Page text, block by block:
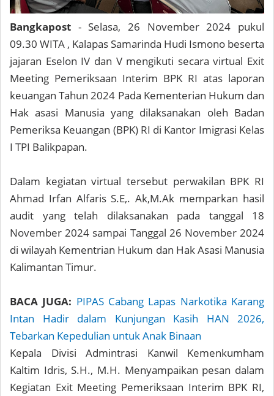
Bangkapost - Selasa, 26 November 2024 pukul
09.30 WITA , Kalapas Samarinda Hudi Ismono beserta
jajaran Eselon IV dan V mengikuti secara virtual Exit
Meeting Pemeriksaan Interim BPK RI atas laporan
keuangan Tahun 2024 Pada Kementerian Hukum dan
Hak asasi Manusia yang dilaksanakan oleh Badan
Pemeriksa Keuangan (BPK) RI di Kantor Imigrasi Kelas
I TPI Balikpapan.
Dalam kegiatan virtual tersebut perwakilan BPK RI
Ahmad Irfan Alfaris S.E,. Ak,M.Ak memparkan hasil
audit yang telah dilaksanakan pada tanggal 18
November 2024 sampai Tanggal 26 November 2024
di wilayah Kementrian Hukum dan Hak Asasi Manusia
Kalimantan Timur.
BACA JUGA: PIPAS Cabang Lapas Narkotika Karang
Intan Hadir dalam Kunjungan Kasih HAN 2026,
Tebarkan Kepedulian untuk Anak Binaan
Kepala Divisi Admintrasi Kanwil Kemenkumham
Kaltim Idris, S.H., M.H. Menyampaikan pesan dalam
Kegiatan Exit Meeting Pemeriksaan Interim BPK RI,